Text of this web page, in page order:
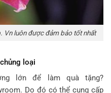
Vn luôn được đảm bảo tốt nhất
loại
lớn để làm quà tặng?
Do đó có thể cung cấp